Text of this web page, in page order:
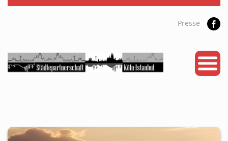
Presse
START
PARTNERSTADT
NEWS